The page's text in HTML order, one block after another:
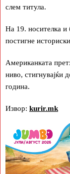
слем титула.
На 19. носителка и
постигне
Американката
ниво, стигнувајќи
година.
Извор: kurir.mk